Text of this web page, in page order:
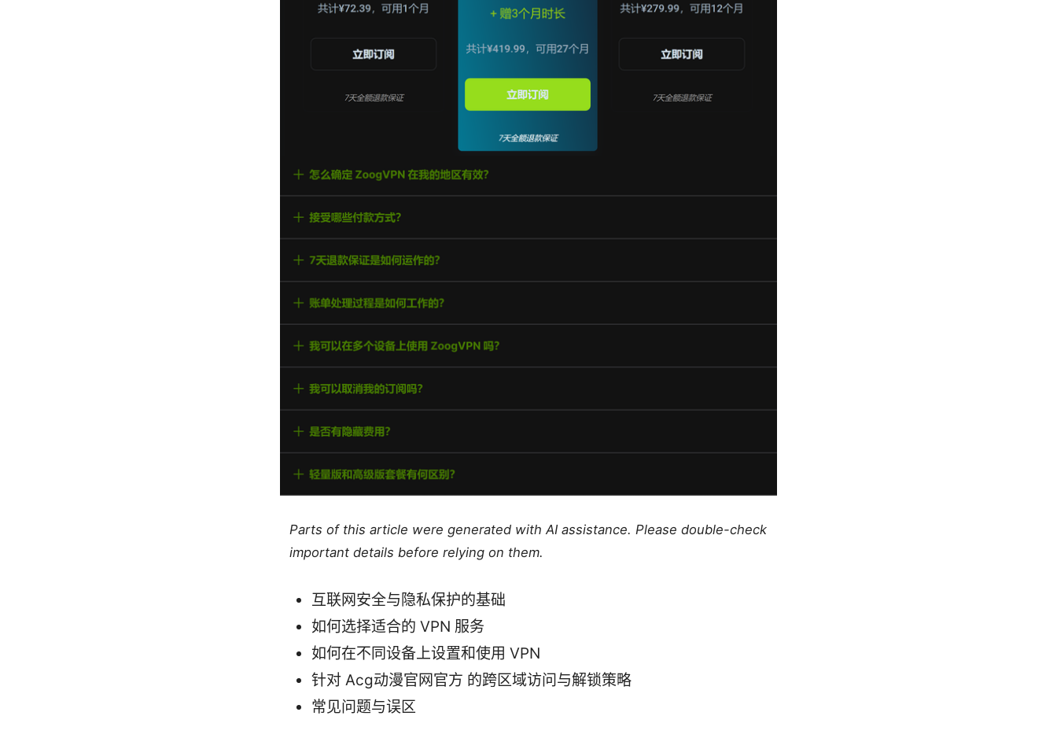
Parts of this article were generated with AI assistance. Please double-check
important details before relying on them.
互联网安全与隐私保护的基础
如何选择适合的 VPN 服务
如何在不同设备上设置和使用 VPN
针对 Acg动漫官网官方 的跨区域访问与解锁策略
常见问题与误区